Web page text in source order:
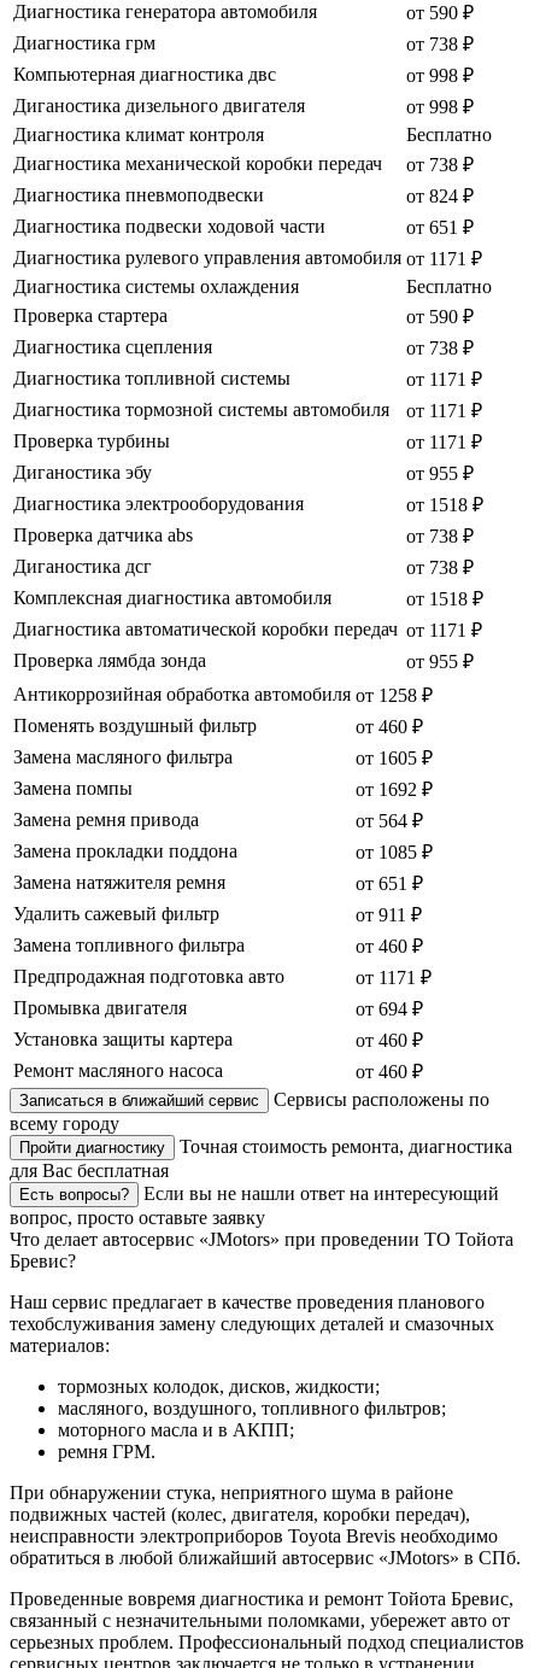
Диагностика генератора автомобиля
от 590 ₽
Диагностика грм
от 738 ₽
Компьютерная диагностика двс
от 998 ₽
Диганостика дизельного двигателя
от 998 ₽
Диагностика климат контроля
Бесплатно
Диагностика механической коробки передач
от 738 ₽
Диагностика пневмоподвески
от 824 ₽
Диагностика подвески ходовой части
от 651 ₽
Диагностика рулевого управления автомобиля от 1171 ₽
Диагностика системы охлаждения
Бесплатно
Проверка стартера
от 590 ₽
Диагностика сцепления
от 738 ₽
Диагностика топливной системы
от 1171 ₽
Диагностика тормозной системы автомобиля
от 1171 ₽
Проверка турбины
от 1171 ₽
Диганостика эбу
от 955 ₽
Диагностика электрооборудования
от 1518 ₽
Проверка датчика abs
от 738 ₽
Диганостика дсг
от 738 ₽
Комплексная диагностика автомобиля
от 1518 ₽
Диагностика автоматической коробки передач от 1171 ₽
Проверка лямбда зонда
от 955 ₽
Антикоррозийная обработка автомобиля от 1258 ₽
Поменять воздушный фильтр
от 460 ₽
Замена масляного фильтра
от 1605 ₽
Замена помпы
от 1692 ₽
Замена ремня привода
от 564 ₽
Замена прокладки поддона
от 1085 ₽
Замена натяжителя ремня
от 651 ₽
Удалить сажевый фильтр
от 911 ₽
Замена топливного фильтра
от 460 ₽
Предпродажная подготовка авто
от 1171 ₽
Промывка двигателя
от 694 ₽
Установка защиты картера
от 460 ₽
Ремонт масляного насоса
от 460 ₽
Записаться в ближайший сервис
Сервисы расположены по
всему городу
Пройти диагностику
Точная стоимость ремонта, диагностика
для Вас бесплатная
Есть вопросы?
Если вы не нашли ответ на интересующий
вопрос, просто оставьте заявку
Что делает автосервис «JMotors» при проведении ТО Тойота
Бревис?
Наш сервис предлагает в качестве проведения планового
техобслуживания замену следующих деталей и смазочных
материалов:
тормозных колодок, дисков, жидкости;
масляного, воздушного, топливного фильтров;
моторного масла и в АКПП;
ремня ГРМ.
При обнаружении стука, неприятного шума в районе
подвижных частей (колес, двигателя, коробки передач),
неисправности электроприборов Toyota Brevis необходимо
обратиться в любой ближайший автосервис «JMotors» в СПб.
Проведенные вовремя диагностика и ремонт Тойота Бревис,
связанный с незначительными поломками, убережет авто от
серьезных проблем. Профессиональный подход специалистов